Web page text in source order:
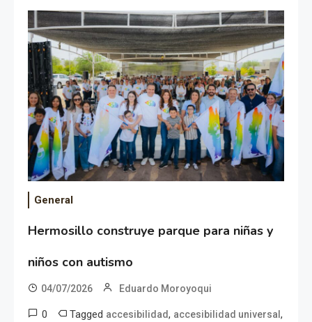
General
Hermosillo construye parque para niñas y
niños con autismo
04/07/2026 Eduardo Moroyoqui
0 Tagged accesibilidad, accesibilidad universal ,